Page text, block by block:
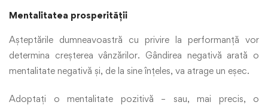
Mentalitatea prosperității
Așteptările dumneavoastră cu privire la performanță vor
determina creșterea vânzărilor. Gândirea negativă arată o
mentalitate negativă și, de la sine înțeles, va atrage un eșec.
Adoptați o mentalitate pozitivă – sau, mai precis, o